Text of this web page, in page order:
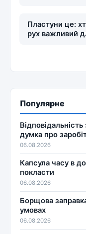
Пластуни це:
рух важливий
Популярне
думка про
06.08.2026
Капсула часу в
покласти
06.08.2026
Борщова
умовах
06.08.2026